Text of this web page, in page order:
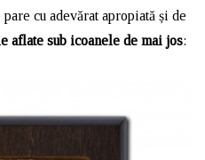
cu adevărat apropiată și de
aflate sub icoanele de mai jos: